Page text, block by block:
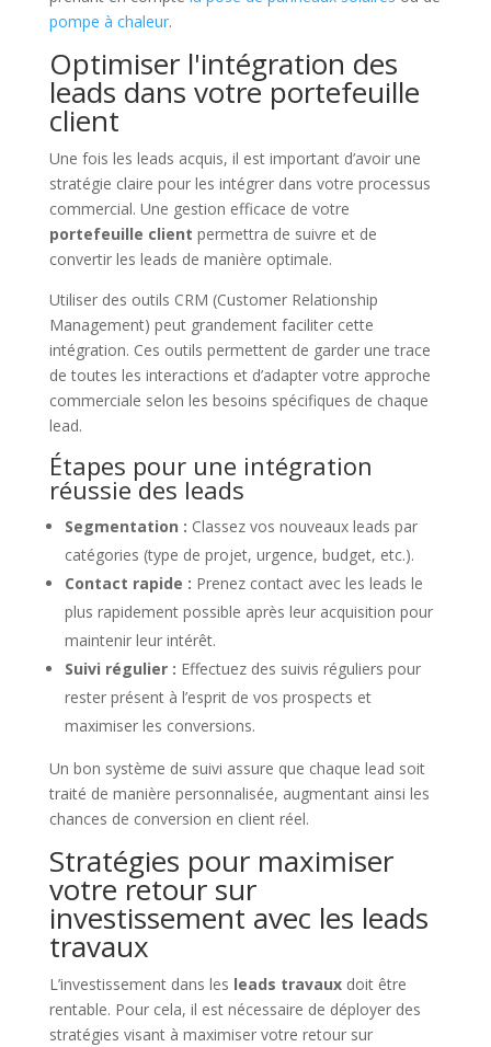
pompe à chaleur.
Optimiser l'intégration des
leads dans votre portefeuille
client
Une fois les leads acquis, il est important d’avoir une
stratégie claire pour les intégrer dans votre processus
commercial. Une gestion efficace de votre
portefeuille client permettra de suivre et de
convertir les leads de manière optimale.
Utiliser des outils CRM (Customer Relationship
Management) peut grandement faciliter cette
intégration. Ces outils permettent de garder une trace
de toutes les interactions et d’adapter votre approche
commerciale selon les besoins spécifiques de chaque
lead.
Étapes pour une intégration
réussie des leads
Segmentation : Classez vos nouveaux leads par
catégories (type de projet, urgence, budget, etc.).
Contact rapide : Prenez contact avec les leads le
plus rapidement possible après leur acquisition pour
maintenir leur intérêt.
Suivi régulier : Effectuez des suivis réguliers pour
rester présent à l’esprit de vos prospects et
maximiser les conversions.
Un bon système de suivi assure que chaque lead soit
traité de manière personnalisée, augmentant ainsi les
chances de conversion en client réel.
Stratégies pour maximiser
votre retour sur
investissement avec les leads
travaux
L’investissement dans les leads travauxdoit être
rentable. Pour cela, il est nécessaire de déployer des
stratégies visant à maximiser votre retour sur